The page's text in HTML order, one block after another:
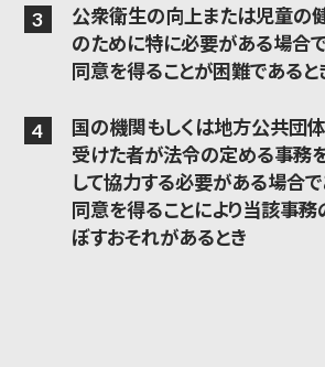
公衆衛生の向上または児童の
のために特に必要がある場合で
同意を得ることが困難であると
国の機関もしくは地方公共団
受けた者が法令の定める事務
して協力する必要がある場合で
同意を得ることにより当該事
ぼすおそれがあるとき